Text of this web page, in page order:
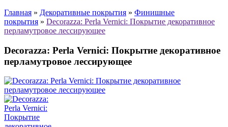
Главная » Декоративные покрытия » Финишные
покрытия » Decorazza: Perla Vernici: Покрытие декоративное
перламутровое лессирующее
Decorazza: Perla Vernici: Покрытие декоративное
перламутровое лессирующее